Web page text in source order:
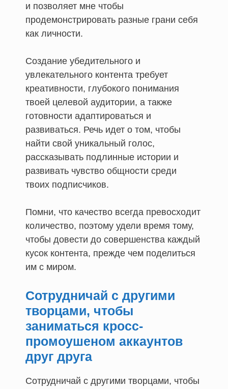
и позволяет мне чтобы
продемонстрировать разные грани себя
как личности.
Создание убедительного и
увлекательного контента требует
креативности, глубокого понимания
твоей целевой аудитории, а также
готовности адаптироваться и
развиваться. Речь идет о том, чтобы
найти свой уникальный голос,
рассказывать подлинные истории и
развивать чувство общности среди
твоих подписчиков.
Помни, что качество всегда превосходит
количество, поэтому удели время тому,
чтобы довести до совершенства каждый
кусок контента, прежде чем поделиться
им с миром.
Сотрудничай с другими
творцами, чтобы
заниматься кросс-
промоушеном аккаунтов
друг друга
Сотрудничай с другими творцами, чтобы